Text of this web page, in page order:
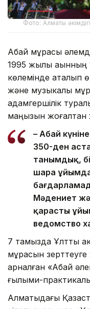
Фото: Алматы әкімдігі
Абай мұрасы
1995 жылы
көлемінде аталып
және музыкалық
адамгершілік
маңызын жоғалтқан
– Абай
350-ден
танымдық,
шара
Мәдениет
қарасты
ведомство
7 тамызда Ұлттық
мұрасын
арналған «Абай
ғылыми-
Алматыдағы